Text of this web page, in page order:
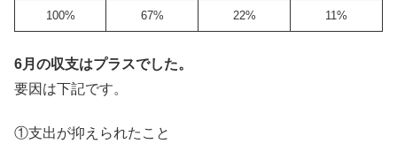
100% 67% 22% 11%
6月の収支はプラスでした。
要因は下記です。
①支出が抑えられたこと